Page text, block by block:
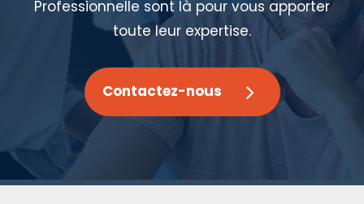
Professionnelle sont là pour vous apporter
toute leur expertise.
Contactez-nous